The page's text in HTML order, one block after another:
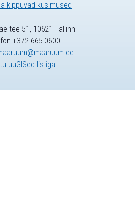
kippuvad küsimused
tee 51, 10621 Tallinn
+372 665 0600
uuGISed listiga